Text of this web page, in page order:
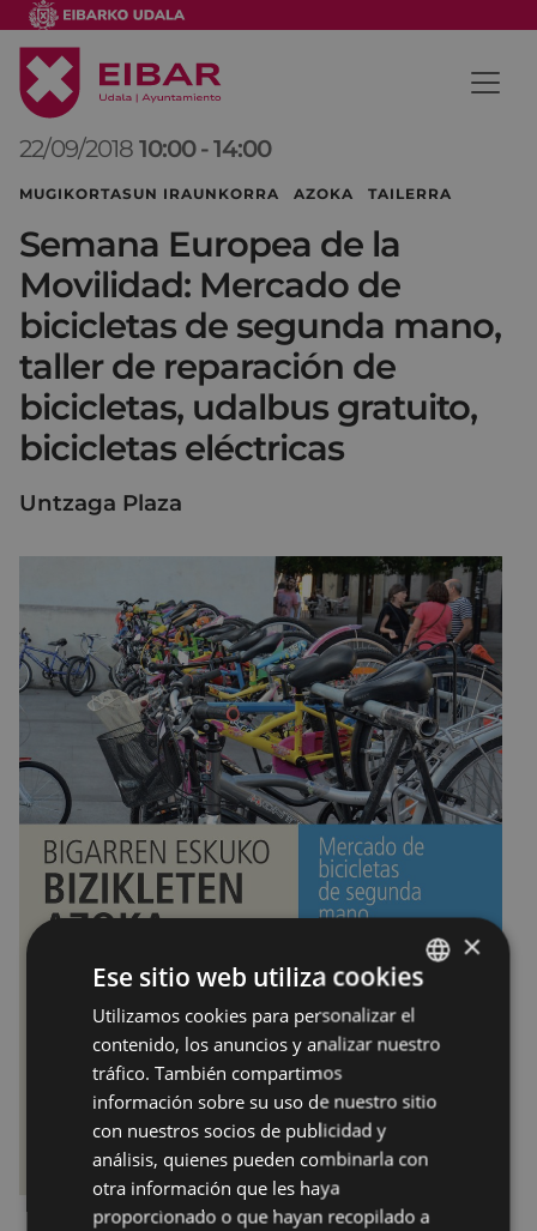
22/09/2018 10:00 -14:00
MUGIKORTASUN IRAUNKORRA AZOKA TAILERRA
Semana Europea de la
Movilidad: Mercado de
bicicletas de segunda mano,
taller de reparación de
bicicletas, udalbus gratuito,
bicicletas eléctricas
Untzaga Plaza
BASQUE
SPANISH
×
Ese sitio web utiliza cookies
Utilizamos cookies para personalizar el
contenido, los anuncios y analizar nuestro
tráfico. También compartimos
información sobre su uso de nuestro sitio
con nuestros socios de publicidad y
análisis, quienes pueden combinarla con
otra información que les haya
proporcionado o que hayan recopilado a